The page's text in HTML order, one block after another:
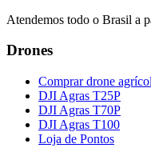
Atendemos todo o Brasil a
Drones
Comprar drone
DJI Agras T25P
DJI Agras T70P
DJI Agras T100
Loja de Pontos